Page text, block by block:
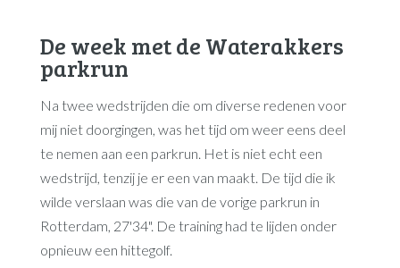
De week met de Waterakkers
parkrun
Na twee wedstrijden die om diverse redenen voor
mij niet doorgingen, was het tijd om weer eens deel
te nemen aan een parkrun. Het is niet echt een
wedstrijd, tenzij je er een van maakt. De tijd die ik
wilde verslaan was die van de vorige parkrun in
Rotterdam, 27'34". De training had te lijden onder
opnieuw een hittegolf.